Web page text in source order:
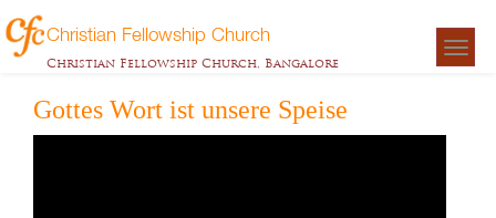
Christian Fellowship Church
Christian Fellowship Church, Bangalore
Gottes Wort ist unsere Speise